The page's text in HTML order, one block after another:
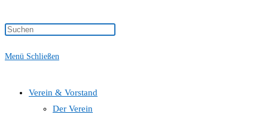
Menü Schließen
Verein & Vorstand
Der Verein